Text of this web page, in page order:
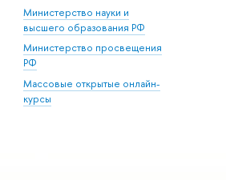
Министерство науки и
высшего образования РФ
Министерство просвещения
РФ
Массовые открытые онлайн-
курсы